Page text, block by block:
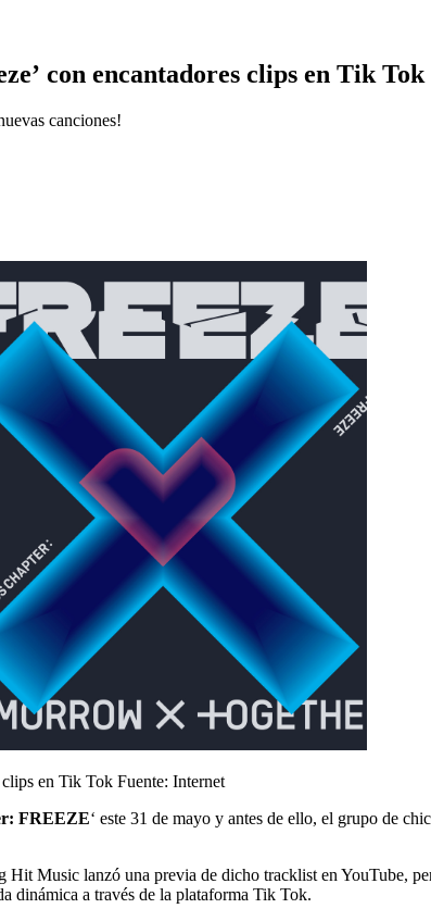
con encantadores clips en Tik Tok
canciones!
clips en Tik Tok Fuente: Internet
FREEZE‘ este 31 de mayo y antes de ello, el grupo de
Music lanzó una previa de dicho tracklist en YouTube,
dinámica a través de la plataforma Tik Tok.